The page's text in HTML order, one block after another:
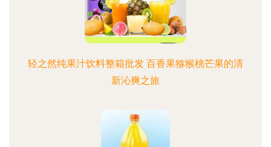
轻之然纯果汁饮料整箱批发 百香果猕猴桃芒果的清
新沁爽之旅